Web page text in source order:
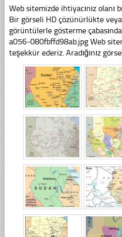
Web sitemizde ihtiyacınız olanı
Bir görseli HD çözünürlükte
görüntülerle gösterme
a056-080fbffd98ab.jpg Web
teşekkür ederiz. Aradığınız